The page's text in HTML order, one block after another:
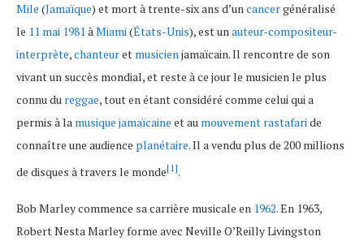
Mile (Jamaïque) et mort à trente-six ans d’uncancergénéralisé
le 11 mai 1981àMiami(États-Unis), est unauteur-compositeur-
interprète,chanteuret musicienjamaïcain. Il rencontre de son
vivant un succès mondial, et reste à ce jour le musicien le plus
connu du reggae, tout en étant considéré comme celui qui a
permis à la musique jamaïcaine et au mouvement rastafaride
connaître une audience planétaire. Il a vendu plus de 200 millions
de disques à travers le monde[1].
Bob Marley commence sa carrière musicale en 1962. En 1963,
Robert Nesta Marley forme avec Neville O’Reilly Livingston